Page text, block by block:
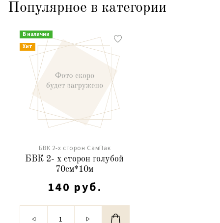
Популярное в категории
В наличии
Хит
БВК 2-х сторон СамПак
БВК 2- х сторон голубой
70см*10м
140 руб.